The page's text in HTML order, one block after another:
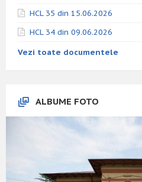
HCL 35 din 15.06.2026
HCL 34 din 09.06.2026
Vezi toate documentele
ALBUME FOTO